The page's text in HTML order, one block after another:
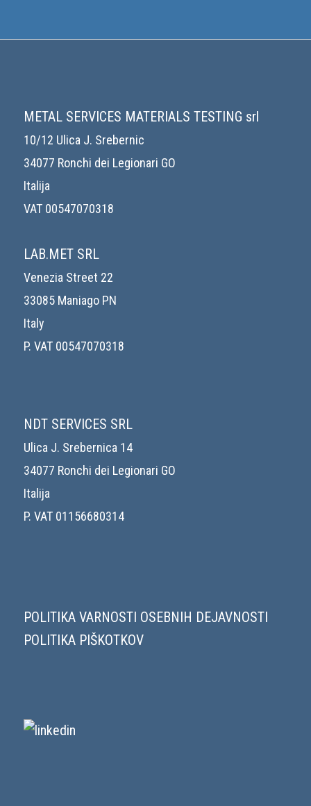
METAL SERVICES MATERIALS TESTING srl
10/12 Ulica J. Srebernic
34077 Ronchi dei Legionari GO
Italija
VAT 00547070318
LAB.MET SRL
Venezia Street 22
33085 Maniago PN
Italy
P. VAT 00547070318
NDT SERVICES SRL
Ulica J. Srebernica 14
34077 Ronchi dei Legionari GO
Italija
P. VAT 01156680314
POLITIKA VARNOSTI OSEBNIH DEJAVNOSTI
POLITIKA PIŠKOTKOV